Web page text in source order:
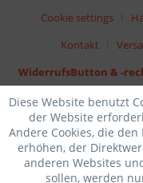
Cookie settings
Kontakt
WiderrufsButton & -
Diese Website benutzt
der Website
Andere Cookies, die
erhöhen, der
anderen Websites
sollen, werden